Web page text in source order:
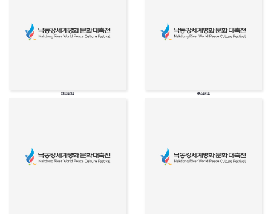
XR스튜디오 XR스튜디오